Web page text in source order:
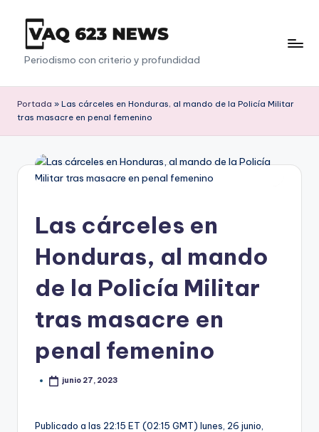
Saltar
contenido
V
a
q
6
3
Periodismo con criterio y profundidad
Portada » Las cárceles en Honduras, al mando de la Policía Militar
tras masacre en penal femenino
Las cárceles en
Honduras, al mando
de la Policía Militar
tras masacre en
penal femenino
junio 27, 2023
Publicado a las 22:15 ET (02:15 GMT) lunes, 26 junio,